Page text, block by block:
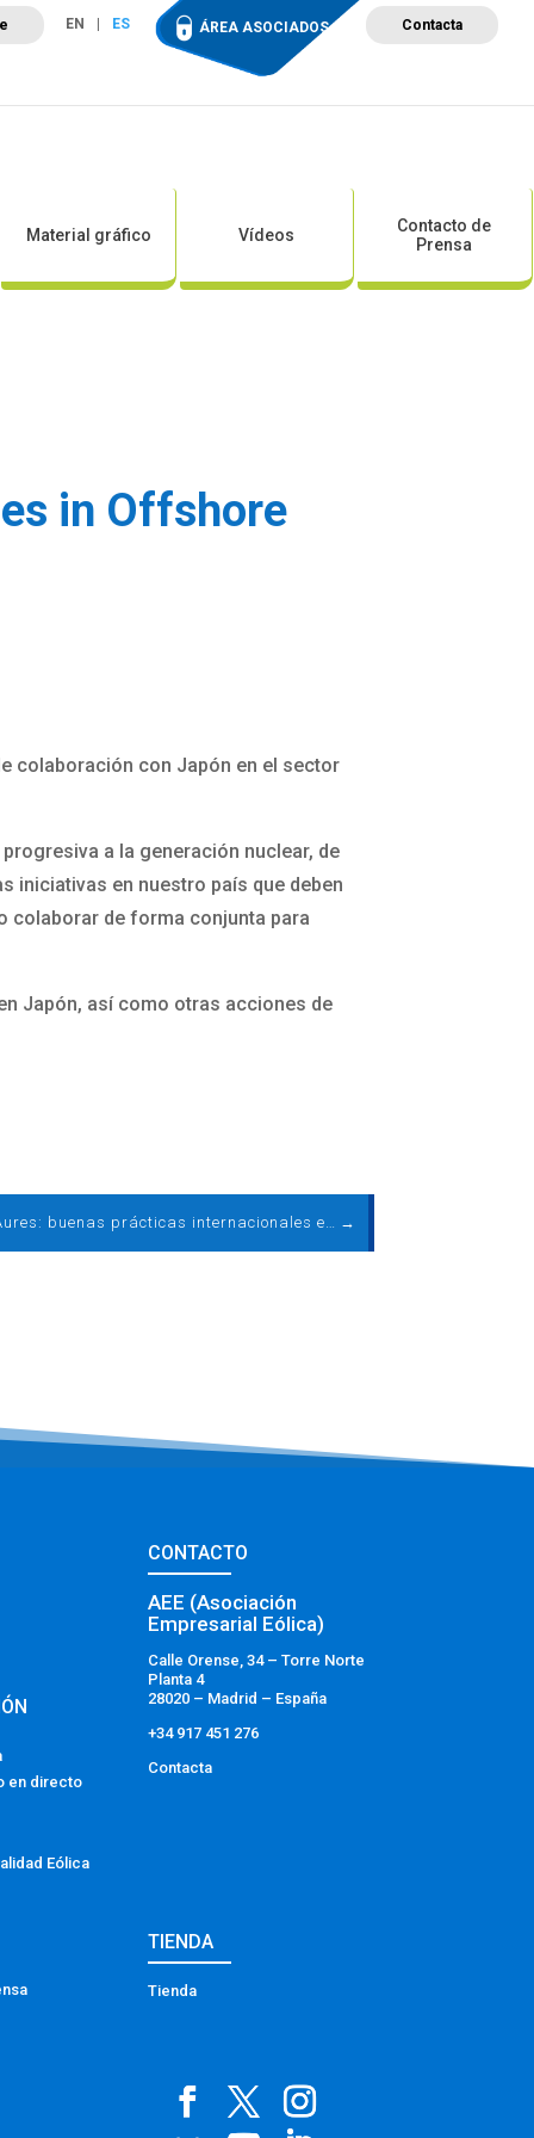
EN ES ÁREA ASOCIADOS Contacta
Campus de Formación
Material gráfico Vídeos
Contacto de
Prensa
in Offshore
colaboración con Japón en el sector
a la generación nuclear, de
iniciativas en nuestro país que deben
colaborar de forma conjunta para
Japón, así como otras acciones de
Proyecto Aures: buenas prácticas internacionales en subastas →
en directo
Eólica
CONTACTO
AEE (Asociación
Empresarial Eólica)
Calle Orense, 34 – Torre Norte
Planta 4
28020 – Madrid – España
+34 917 451 276
Contacta
TIENDA
Tienda